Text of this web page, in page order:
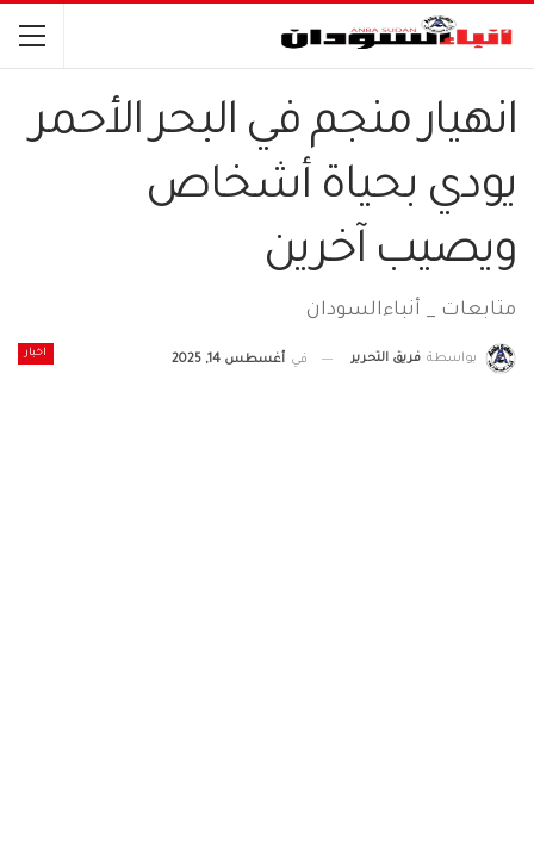
انهيار منجم في البحر الأحمر
يودي بحياة أشخاص
ويصيب آخرين
متابعات _ أنباءالسودان
اخبار بواسطة فريق التحرير في أغسطس 14, 2025